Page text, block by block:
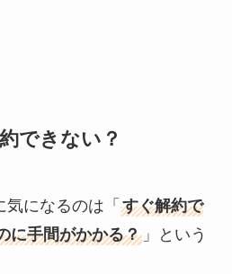
できない？
になるのは「 すぐ解約で
に手間がかかる？」という